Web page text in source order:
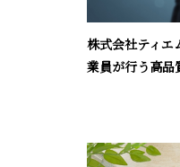
株式会社ティエ
業員が行う高品